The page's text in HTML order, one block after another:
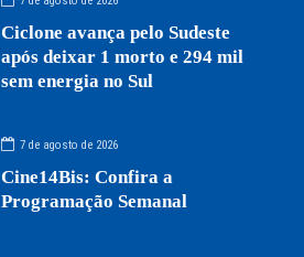
Ciclone avança pelo Sudeste
após deixar 1 morto e 294 mil
sem energia no Sul
7 de agosto de 2026
Cine14Bis: Confira a
Programação Semanal